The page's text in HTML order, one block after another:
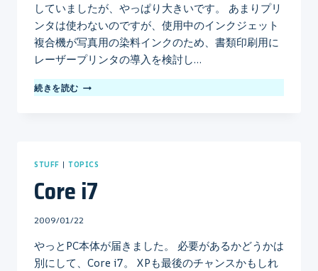
していましたが、やっぱり大きいです。 あまりプリ
ンタは使わないのですが、使用中のインクジェット
複合機が写真用の染料インクのため、書類印刷用に
レーザープリンタの導入を検討し…
続きを読む RICOH
IPSIO
STUFF |TOPICS
Core i7
By
2009/01/22
やっとPC本体が届きました。 必要があるかどうかは
別にして、Core i7。 XPも最後のチャンスかもしれ